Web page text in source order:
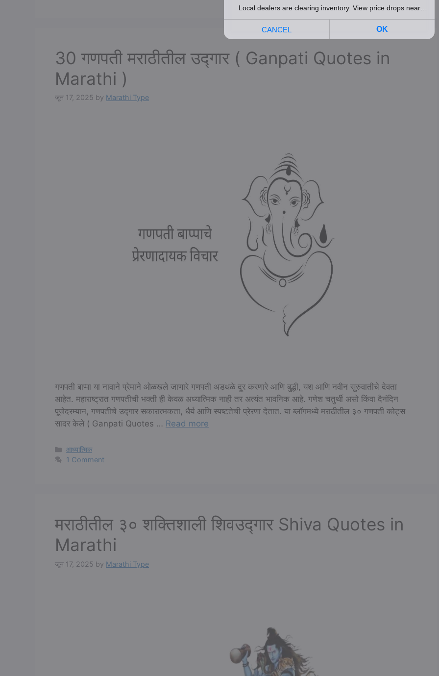
30 गणपती मराठीतील उद्गार ( Ganpati Quotes in
Marathi )
जून 17, 2025 by Marathi Type
गणपती बाप्पा या नावाने प्रेमाने ओळखले जाणारे गणपती अडथळे दूर करणारे आणि बुद्धी, यश आणि नवीन सुरुवातीचे देवता
आहेत. महाराष्ट्रात गणपतीची भक्ती ही केवळ अध्यात्मिक नाही तर अत्यंत भावनिक आहे. गणेश चतुर्थी असो किंवा दैनंदिन
पूजेदरम्यान, गणपतीचे उद्गार सकारात्मकता, धैर्य आणि स्पष्टतेची प्रेरणा देतात. या ब्लॉगमध्ये मराठीतील ३० गणपती कोट्स
सादर केले ( Ganpati Quotes … Read more
Categories
आध्यात्मिक
1 Comment
मराठीतील ३० शक्तिशाली शिवउद्गार Shiva Quotes in
Marathi
जून 17, 2025 by Marathi Type